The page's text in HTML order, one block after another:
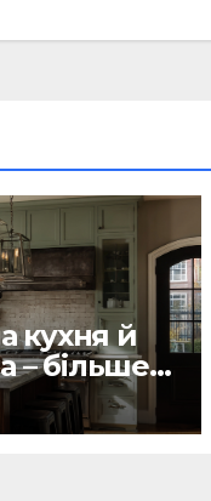
кухня й
– більше
кухня-